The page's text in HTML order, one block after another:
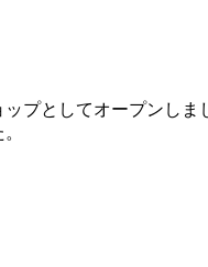
プとしてオープンしま